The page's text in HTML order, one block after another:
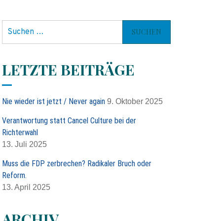
e
n
n
c
h
:
LETZTE BEITRÄGE
Nie wieder ist jetzt / Never again 9. Oktober 2025
Verantwortung statt Cancel Culture bei der
Richterwahl
13. Juli 2025
Muss die FDP zerbrechen? Radikaler Bruch oder
Reform.
13. April 2025